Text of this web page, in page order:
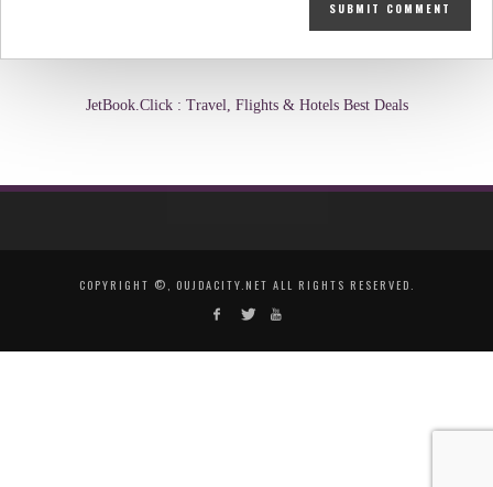
JetBook.Click : Travel, Flights & Hotels Best Deals
COPYRIGHT ©, OUJDACITY.NET ALL RIGHTS RESERVED.